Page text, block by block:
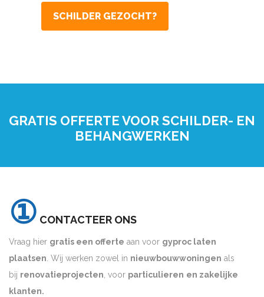
SCHILDER GEZOCHT?
GRATIS OFFERTE VOOR SCHILDER- EN
BEHANGWERKEN
① CONTACTEER ONS
Vraag hier gratis een offerte aan voor gyproc laten
plaatsen. Wij werken zowel in nieuwbouwwoningen als
bij renovatieprojecten, voor particulieren en zakelijke
klanten.